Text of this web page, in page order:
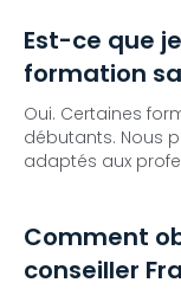
Est-ce que
formation
Oui. Certaines
débutants. Nous
adaptés aux
Comment
conseiller